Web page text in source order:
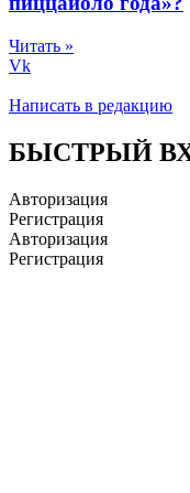
Читать »
Vk
Написать в редакцию
БЫСТРЫЙ
Авторизация
Регистрация
Авторизация
Регистрация